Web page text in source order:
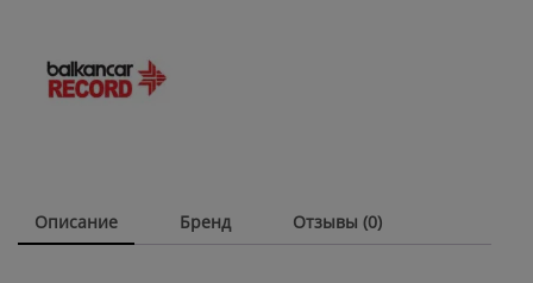
19.05
4398
Описание Бренд Отзывы (0)